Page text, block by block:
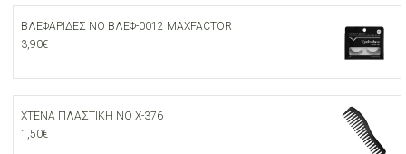
ΒΛΕΦΑΡΙΔΕΣ ΝΟ ΒΛΕΦ-0012 MAXFACTOR
3,90€
ΧΤΕΝΑ ΠΛΑΣΤΙΚΗ ΝΟ Χ-376
1,50€